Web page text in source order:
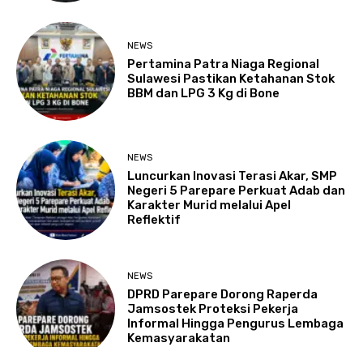
NEWS
Pertamina Patra Niaga Regional
Sulawesi Pastikan Ketahanan Stok
BBM dan LPG 3 Kg di Bone
NEWS
Luncurkan Inovasi Terasi Akar, SMP
Negeri 5 Parepare Perkuat Adab dan
Karakter Murid melalui Apel
Reflektif
NEWS
DPRD Parepare Dorong Raperda
Jamsostek Proteksi Pekerja
Informal Hingga Pengurus Lembaga
Kemasyarakatan